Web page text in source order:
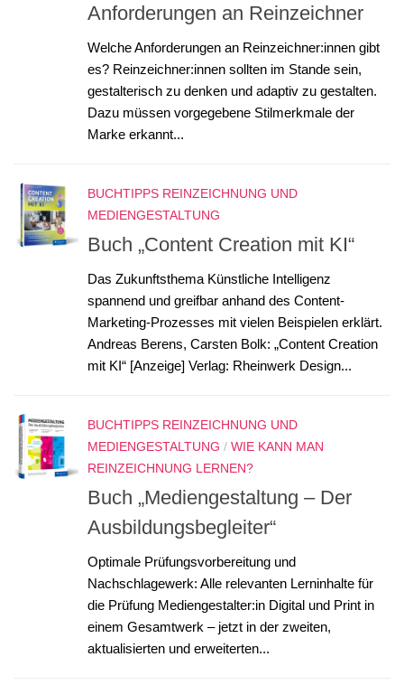
Anforderungen an Reinzeichner
Welche Anforderungen an Reinzeichner:innen gibt
es? Reinzeichner:innen sollten im Stande sein,
gestalterisch zu denken und adaptiv zu gestalten.
Dazu müssen vorgegebene Stilmerkmale der
Marke erkannt...
BUCHTIPPS REINZEICHNUNG UND
MEDIENGESTALTUNG
Buch „Content Creation mit KI“
Das Zukunftsthema Künstliche Intelligenz
spannend und greifbar anhand des Content-
Marketing-Prozesses mit vielen Beispielen erklärt.
Andreas Berens, Carsten Bolk: „Content Creation
mit KI“ [Anzeige] Verlag: Rheinwerk Design...
BUCHTIPPS REINZEICHNUNG UND
MEDIENGESTALTUNG / WIE KANN MAN
REINZEICHNUNG LERNEN?
Buch „Mediengestaltung – Der
Ausbildungsbegleiter“
Optimale Prüfungsvorbereitung und
Nachschlagewerk: Alle relevanten Lerninhalte für
die Prüfung Mediengestalter:in Digital und Print in
einem Gesamtwerk – jetzt in der zweiten,
aktualisierten und erweiterten...